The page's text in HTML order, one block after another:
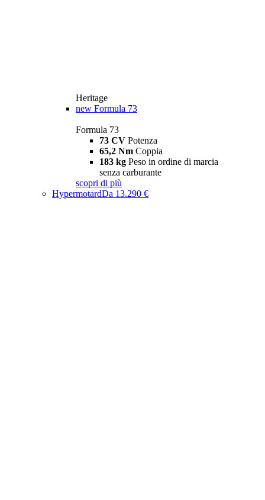
Heritage
new Formula 73
Formula 73
73 CV Potenza
65,2 Nm Coppia
183 kg Peso in ordine di marcia
senza carburante
scopri di più
HypermotardDa 13.290 €